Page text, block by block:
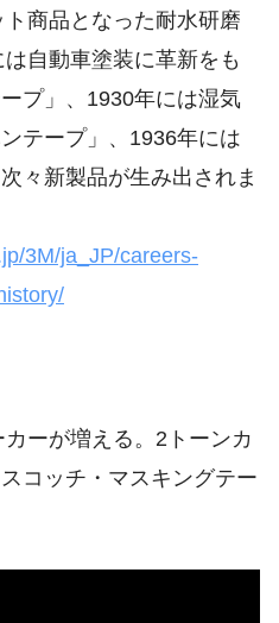
商品となった耐水研磨
自動車塗装に革新をも
プ」、1930年には湿気
テープ」、1936年には
々新製品が生み出されま
3M/ja_JP/careers-
ーが増える。2トーンカ
コッチ・マスキングテー